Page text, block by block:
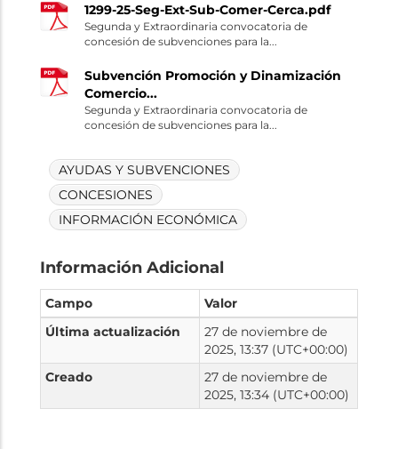
1299-25-Seg-Ext-Sub-Comer-Cerca.pdf
Segunda y Extraordinaria convocatoria de
concesión de subvenciones para la...
Subvención Promoción y Dinamización
Comercio...
Segunda y Extraordinaria convocatoria de
concesión de subvenciones para la...
AYUDAS Y SUBVENCIONES
CONCESIONES
INFORMACIÓN ECONÓMICA
Información Adicional
Campo
Valor
Última actualización
27 de noviembre de
2025, 13:37 (UTC+00:00)
Creado
27 de noviembre de
2025, 13:34 (UTC+00:00)